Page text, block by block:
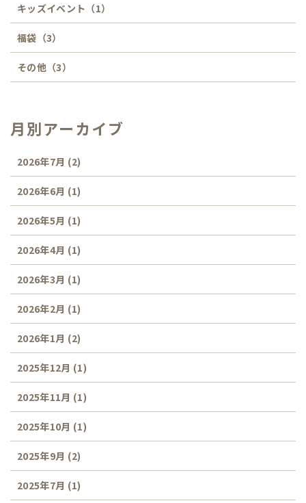
キッズイベント （1）
福袋 （3）
その他（3）
月別アーカイブ
2026年7月 (2)
2026年6月 (1)
2026年5月 (1)
2026年4月 (1)
2026年3月 (1)
2026年2月 (1)
2026年1月 (2)
2025年12月 (1)
2025年11月 (1)
2025年10月 (1)
2025年9月 (2)
2025年7月 (1)